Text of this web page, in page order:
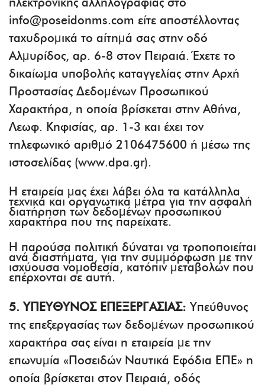
info@poseidonms.com είτε αποστέλλοντας
ταχυδρομικά το αίτημά σας στην οδό
Αλμυρίδος, αρ. 6-8 στον Πειραιά. Έχετε το
δικαίωμα υποβολής καταγγελίας στην Αρχή
Προστασίας Δεδομένων Προσωπικού
Χαρακτήρα, η οποία βρίσκεται στην Αθήνα,
Λεωφ. Κηφισίας, αρ. 1-3 και έχει τον
τηλεφωνικό αριθμό 2106475600 ή μέσω της
ιστοσελίδας (www.dpa.gr).
Η εταιρεία μας έχει λάβει όλα τα κατάλληλα
τεχνικά και οργανωτικά μέτρα για την ασφαλή
διατήρηση των δεδομένων προσωπικού
χαρακτήρα που της παρείχατε.
Η παρούσα πολιτική δύναται να τροποποιείται
ανά διαστήματα, για την συμμόρφωση με την
ισχύουσα νομοθεσία, κατόπιν μεταβολών που
επέρχονται σε αυτή.
5. ΥΠΕΥΘΥΝΟΣ ΕΠΕΞΕΡΓΑΣΙΑΣ: Υπεύθυνος
της επεξεργασίας των δεδομένων προσωπικού
χαρακτήρα σας είναι η εταιρεία με την
επωνυμία «Ποσειδών Ναυτικά Εφόδια ΕΠΕ» η
οποία βρίσκεται στον Πειραιά, οδός